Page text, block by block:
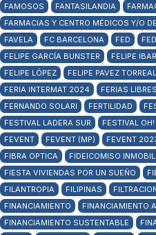
FAMOSOS
FANTASILANDIA
FARMACIAS Y CENTRO MÉDICOS Y/O
FAVELA
FC BARCELONA FED
FELIPE GARCÍA BUNSTER
FELIPE
FELIPE LÓPEZ
FELIPE PAVEZ
FERIA INTERMAT 2024
FERIAS LIBRES
FERNANDO SOLARI
FERTILIDAD
FESTIVAL LADERA SUR
FESTIVAL
FEVENT
FEVENT (MP) FEVENT
FIBRA OPTICA
FIDEICOMISO
FIESTA VIVIENDAS POR UN SUEÑO
FILANTROPIA
FILIPINAS
FINANCIAMIENTO
FINANCIAMIENTO
FINANCIAMIENTO SUSTENTABLE